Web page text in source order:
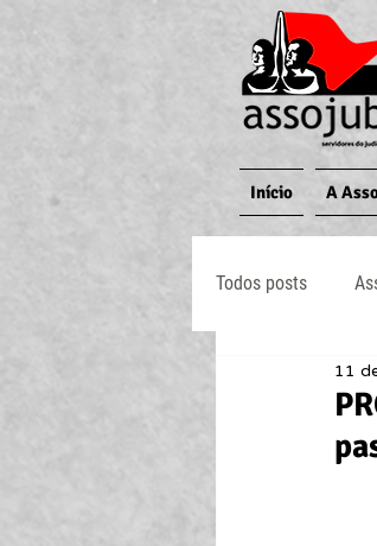
Início A
Todos posts
Jornal O11